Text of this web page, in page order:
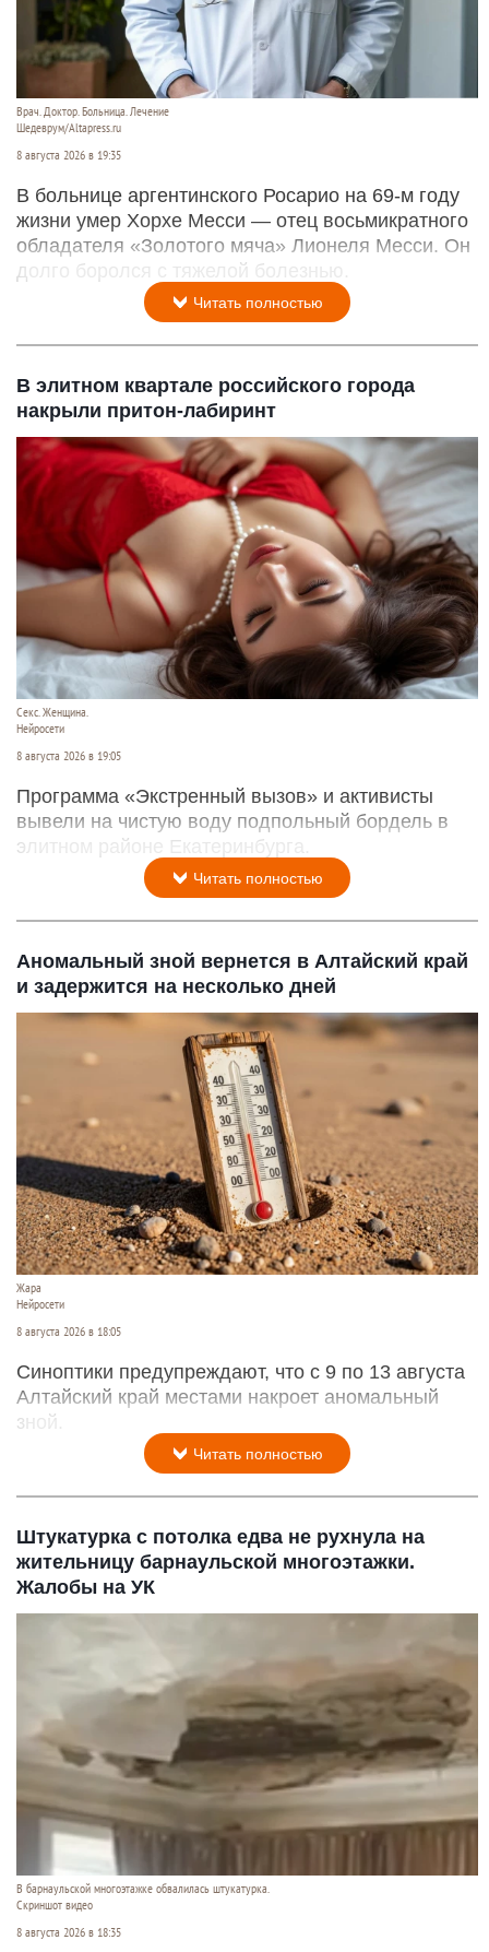
Врач. Доктор. Больница. Лечение
Шедеврум/Altapress.ru
8 августа 2026 в 19:35
В больнице аргентинского Росарио на 69-м году
жизни умер Хорхе Месси — отец восьмикратного
обладателя «Золотого мяча» Лионеля Месси. Он
долго боролся с тяжелой болезнью.
Читать полностью
В элитном квартале российского города
накрыли притон-лабиринт
Секс. Женщина.
Нейросети
8 августа 2026 в 19:05
Программа «Экстренный вызов» и активисты
вывели на чистую воду подпольный бордель в
элитном районе Екатеринбурга.
Читать полностью
Аномальный зной вернется в Алтайский край
и задержится на несколько дней
Жара
Нейросети
8 августа 2026 в 18:05
Синоптики предупреждают, что с 9 по 13 августа
Алтайский край местами накроет аномальный
зной.
Читать полностью
Штукатурка с потолка едва не рухнула на
жительницу барнаульской многоэтажки.
Жалобы на УК
В барнаульской многоэтажке обвалилась штукатурка.
Скриншот видео
8 августа 2026 в 18:35